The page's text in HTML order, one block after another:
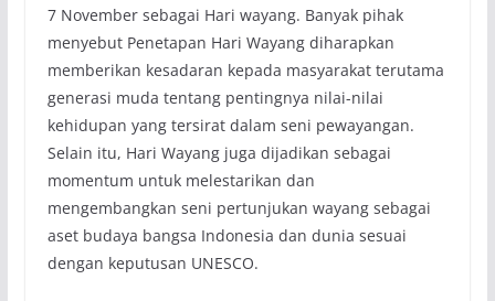
7 November sebagai Hari wayang. Banyak pihak
menyebut Penetapan Hari Wayang diharapkan
memberikan kesadaran kepada masyarakat terutama
generasi muda tentang pentingnya nilai-nilai
kehidupan yang tersirat dalam seni pewayangan.
Selain itu, Hari Wayang juga dijadikan sebagai
momentum untuk melestarikan dan
mengembangkan seni pertunjukan wayang sebagai
aset budaya bangsa Indonesia dan dunia sesuai
dengan keputusan UNESCO.